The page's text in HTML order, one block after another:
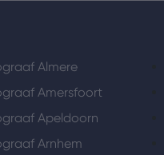
Almere
Amersfoort
Apeldoorn
Arnhem